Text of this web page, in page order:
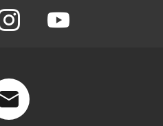
instagram youtube